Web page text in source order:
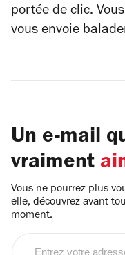
portée de clic.
vous envoie
Un e-mail
vraiment
Vous ne pourrez plus
elle, découvrez avant
moment.